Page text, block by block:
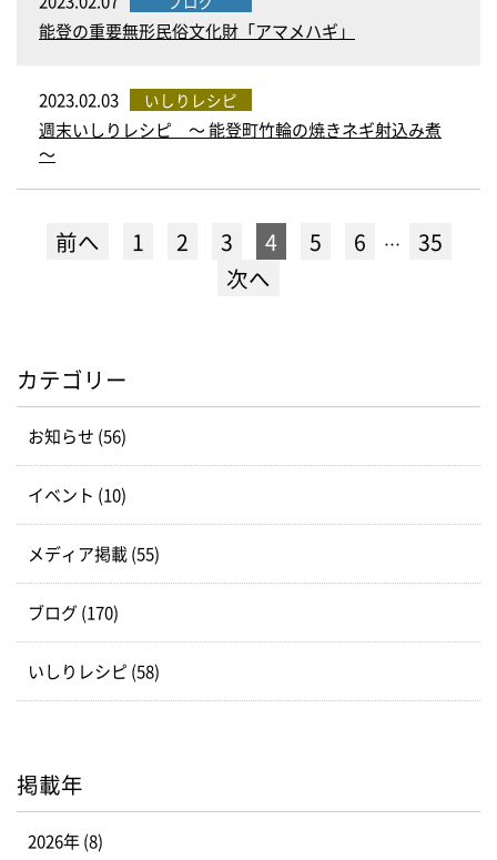
能登の重要無形民俗文化財「アマメハギ」
2023.02.03 いしりレシピ
週末いしりレシピ ～ 能登町竹輪の焼きネギ射込み煮
～
前へ 1 2 3 4 5 6 …
35
次へ
カテゴリー
お知らせ (56)
イベント (10)
メディア掲載 (55)
ブログ (170)
いしりレシピ (58)
掲載年
2026年 (8)